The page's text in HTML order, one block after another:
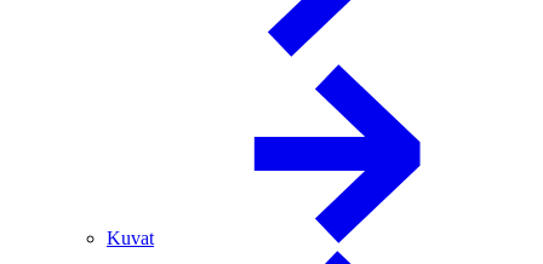
Kuvat